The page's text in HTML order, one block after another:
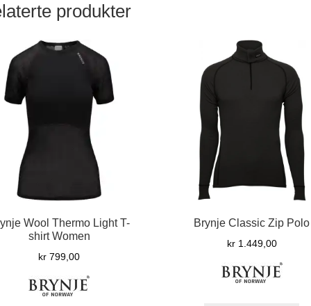
produkter
Wool Thermo Light T-
shirt Women
kr 799,00
Brynje Classic Zip Polo
kr1.449,00